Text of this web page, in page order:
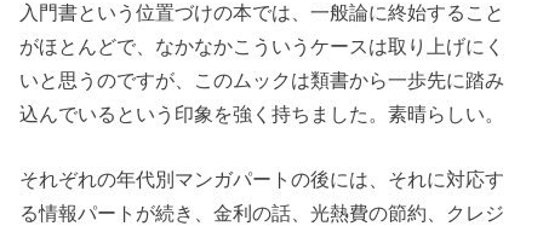
入門書という位置づけの本では、一般論に終始すること
がほとんどで、なかなかこういうケースは取り上げにく
いと思うのですが、このムックは類書から一歩先に踏み
込んでいるという印象を強く持ちました。素晴らしい。
それぞれの年代別マンガパートの後には、それに対応す
る情報パートが続き、金利の話、光熱費の節約、クレジ